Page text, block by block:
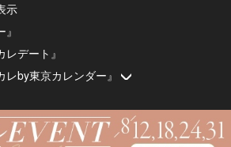
示
デート』
by東京カレンダー』